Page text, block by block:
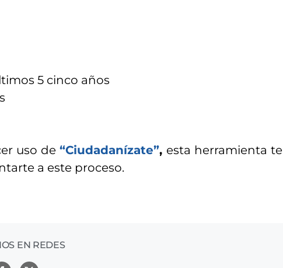
5 cinco años
uso de“Ciudadanízate”, esta herramienta te
a este proceso.
EN REDES